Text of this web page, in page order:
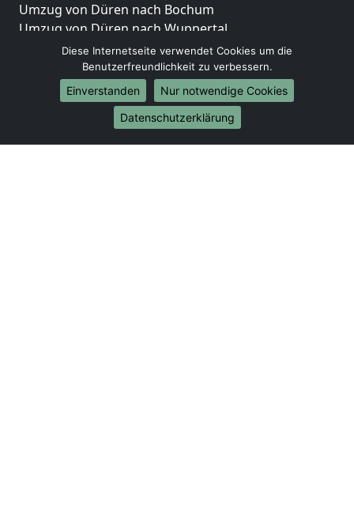
Umzug von Düren nach Bochum
Umzug von Düren nach Wuppertal
Umzug von Düren nach Bielefeld
Umzug von Düren nach Bonn
Umzug von Düren nach Münster
Internationale-Umzüge
Umzug von Düren nach Brasilien
Diese Internetseite verwendet Cookies um die
Benutzerfreundlichkeit zu verbessern.
Einverstanden
Nur notwendige Cookies
Datenschutzerklärung